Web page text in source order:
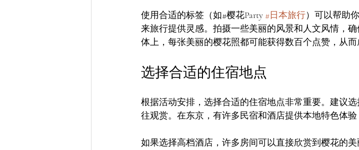
使用合适的标签（如#樱花Party #日本旅行）可以帮助
来旅行提供灵感。拍摄一些美丽的风景和人文风情，
体上，每张美丽的樱花照都可能获得数百个点赞，从而
选择合适的住宿地点
根据活动安排，选择合适的住宿地点非常重要。建议
往观赏。在东京，有许多民宿和酒店提供本地特色体验
如果选择高档酒店，许多房间可以直接欣赏到樱花的